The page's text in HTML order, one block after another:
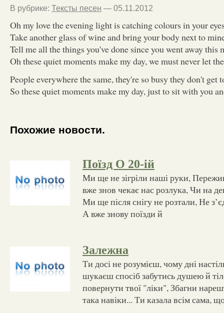
В рубрике: Тексты песен — 05.11.2012
Oh my love the evening light is catching colours in your
Take another glass of wine and bring your body next to
Tell me all the things you've done since you went away this
Oh these quiet moments make my day, we must never let
People everywhere the same, they're so busy they don't get
So these quiet moments make my day, just to sit with you
Похожие новости.
Поїзд О 20-ій
Ми ще не зігріли наші руки,
вже знов чекає нас розлука, Чи на
Ми ще після снігу не розтали, Не
А вже знову поїзди й
Залежна
Ти досі не розумієш, чому дні
шукаєш спосіб забутись душею й
повернути твої "ліки", Збагни
така навіки... Ти казала всім сама,